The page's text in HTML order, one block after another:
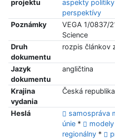
projektu
aspekty
perspektívy
Poznámky
VEGA 1/0837/
Science
Druh
dokumentu
rozpis článkov
Jazyk
dokumentu
angličtina
Krajina
vydania
Česká republika
Heslá samospráva
únie *
regionálny *